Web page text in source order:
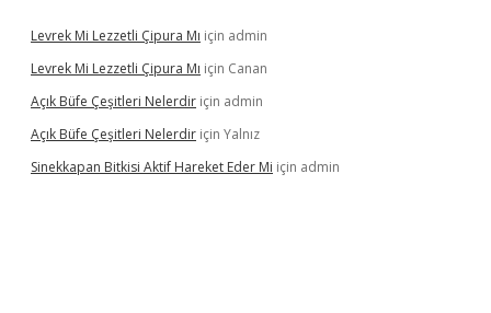
Levrek Mi Lezzetli Çipura Mı için admin
Levrek Mi Lezzetli Çipura Mı için Canan
Açık Büfe Çeşitleri Nelerdir için admin
Açık Büfe Çeşitleri Nelerdir için Yalnız
Sinekkapan Bitkisi Aktif Hareket Eder Mi için admin